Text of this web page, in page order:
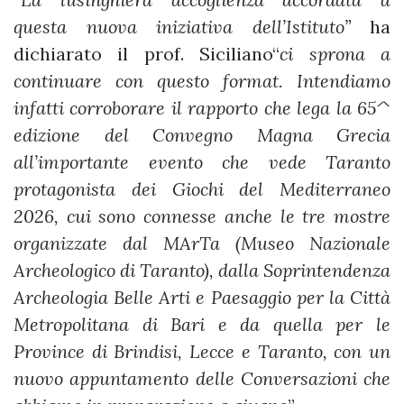
questa nuova iniziativa dell’Istituto”ha
dichiarato il prof. Siciliano“ci sprona a
continuare con questo format. Intendiamo
infatti corroborare il rapporto che lega la 65^
edizione del Convegno Magna Grecia
all’importante evento che vede Taranto
protagonista dei Giochi del Mediterraneo
2026, cui sono connesse anche le tre mostre
organizzate dal MArTa (Museo Nazionale
Archeologico di Taranto), dalla Soprintendenza
Archeologia Belle Arti e Paesaggio per la Città
Metropolitana di Bari e da quella per le
Province di Brindisi, Lecce e Taranto, con un
nuovo appuntamento delle Conversazioni che